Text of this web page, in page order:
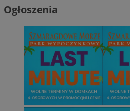
Ogłoszenia